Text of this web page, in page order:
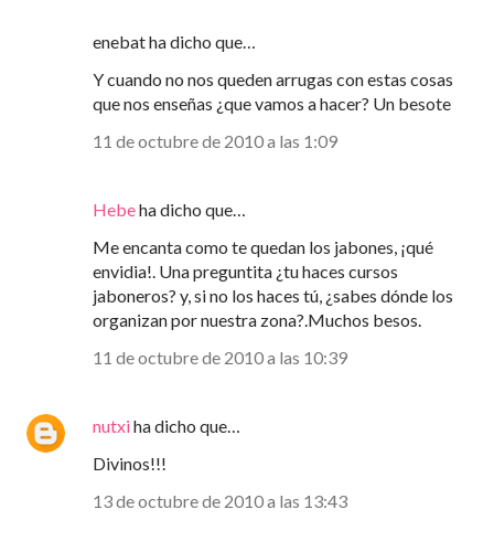
enebat ha dicho que…
Y cuando no nos queden arrugas con estas cosas
que nos enseñas ¿que vamos a hacer? Un besote
11 de octubre de 2010 a las 1:09
Hebeha dicho que…
Me encanta como te quedan los jabones, ¡qué
envidia!. Una preguntita ¿tu haces cursos
jaboneros? y, si no los haces tú, ¿sabes dónde los
organizan por nuestra zona?.Muchos besos.
11 de octubre de 2010 a las 10:39
nutxiha dicho que…
Divinos!!!
13 de octubre de 2010 a las 13:43